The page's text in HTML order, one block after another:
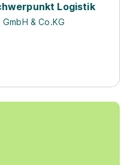
Logistik
GmbH & Co.KG